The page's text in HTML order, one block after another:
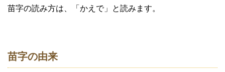
苗字の読み方は、「かえで」と読みます。
苗字の由来